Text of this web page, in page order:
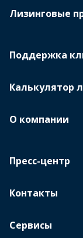
Лизинговые
Поддержка
Калькулятор
О компании
Пресс-центр
Контакты
Сервисы